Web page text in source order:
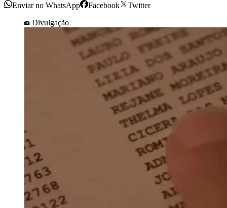
Enviar no WhatsApp Facebook
Twitter
Divulgação